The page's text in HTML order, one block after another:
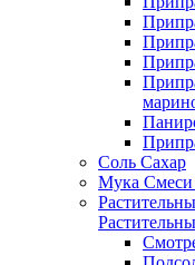
Соль Сахар
Мука Смеси